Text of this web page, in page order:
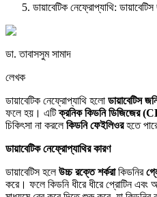
ডায়াবেটিক নেফ্রোপ্যাথি:
ডা. তাবাসসুম সামাদ
লেখক
ডায়াবেটিক নেফ্রোপ্যাথি হলো ডায়াবেটিস
ফলে হয়। এটিক্রনিক কিডনি ডিজিজের
চিকিৎসা না করলেকিডনি ফেইলিওরহতে
ডায়াবেটিক নেফ্রোপ্যাথির কারণ
ডায়াবেটিস হলেউচ্চ রক্তে শর্করাকিডনির
করে। ফলে কিডনি ধীরে ধীরে প্রোটিন এবং